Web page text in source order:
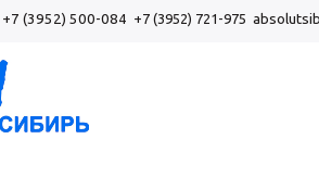
+7 (3952) 500-084 +7 (3952) 721-975